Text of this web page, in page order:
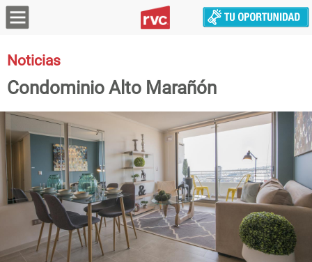
Noticias
Condominio Alto Marañón